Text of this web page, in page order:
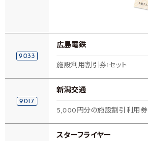
9033
広島電鉄
施設利用割引券1セット
9017
新潟交通
5,000円分の施設割引利用券
スターフライヤー